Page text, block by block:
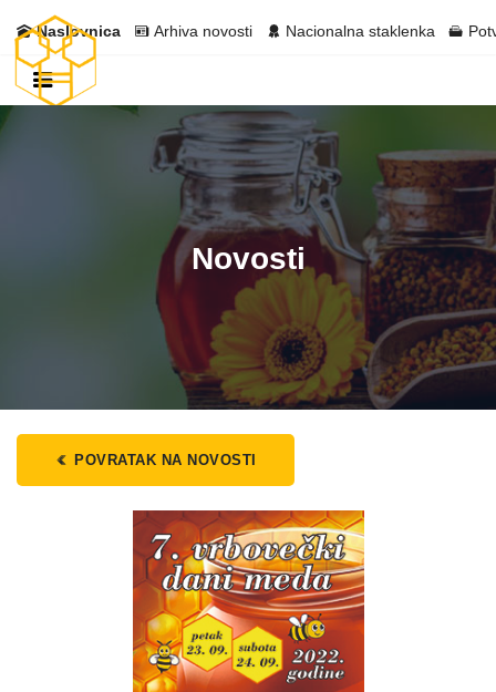
Naslovnica Arhiva novosti Nacionalna staklenka
Novosti
POVRATAK NA NOVOSTI